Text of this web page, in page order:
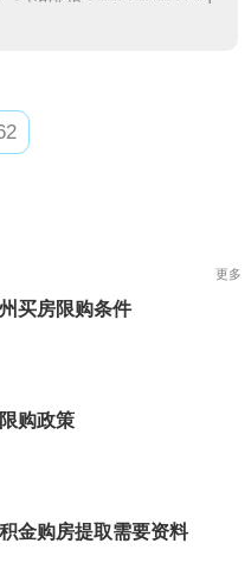
一些广州买房限购条件
区房子的消费者们来说
，这样才能选择适合
更多
买房限购条件
购政策
金购房提取需要资料